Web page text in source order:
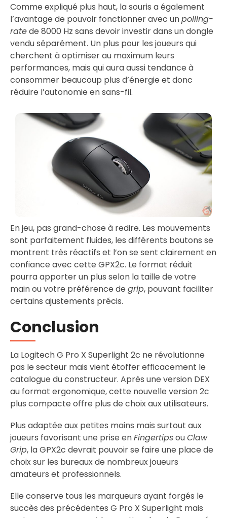
Comme expliqué plus haut, la souris a également
l’avantage de pouvoir fonctionner avec unpolling-
ratede 8000 Hz sans devoir investir dans un dongle
vendu séparément. Un plus pour les joueurs qui
cherchent à optimiser au maximum leurs
performances, mais qui aura aussi tendance à
consommer beaucoup plus d’énergie et donc
réduire l’autonomie en sans-fil.
En jeu, pas grand-chose à redire. Les mouvements
sont parfaitement fluides, les différents boutons se
montrent très réactifs et l’on se sent clairement en
confiance avec cette GPX2c. Le format réduit
pourra apporter un plus selon la taille de votre
main ou votre préférence de grip, pouvant faciliter
certains ajustements précis.
Conclusion
La Logitech G Pro X Superlight 2c ne révolutionne
pas le secteur mais vient étoffer efficacement le
catalogue du constructeur. Après une version DEX
au format ergonomique, cette nouvelle version 2c
plus compacte offre plus de choix aux utilisateurs.
Plus adaptée aux petites mains mais surtout aux
joueurs favorisant une prise enFingertipsouClaw
Grip, la GPX2c devrait pouvoir se faire une place de
choix sur les bureaux de nombreux joueurs
amateurs et professionnels.
Elle conserve tous les marqueurs ayant forgés le
succès des précédentes G Pro X Superlight mais